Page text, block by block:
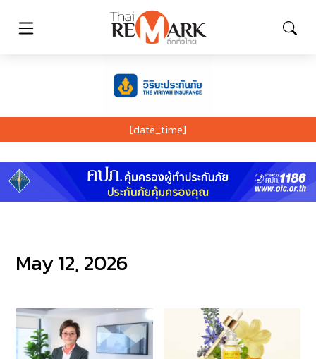
[date_time]
May 12, 2026